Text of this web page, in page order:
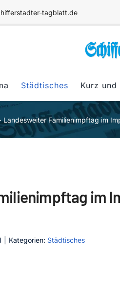
tagblatt.de
Städtisches Kurz und
Landesweiter Familienimpftag im
im
Kategorien: Städtisches